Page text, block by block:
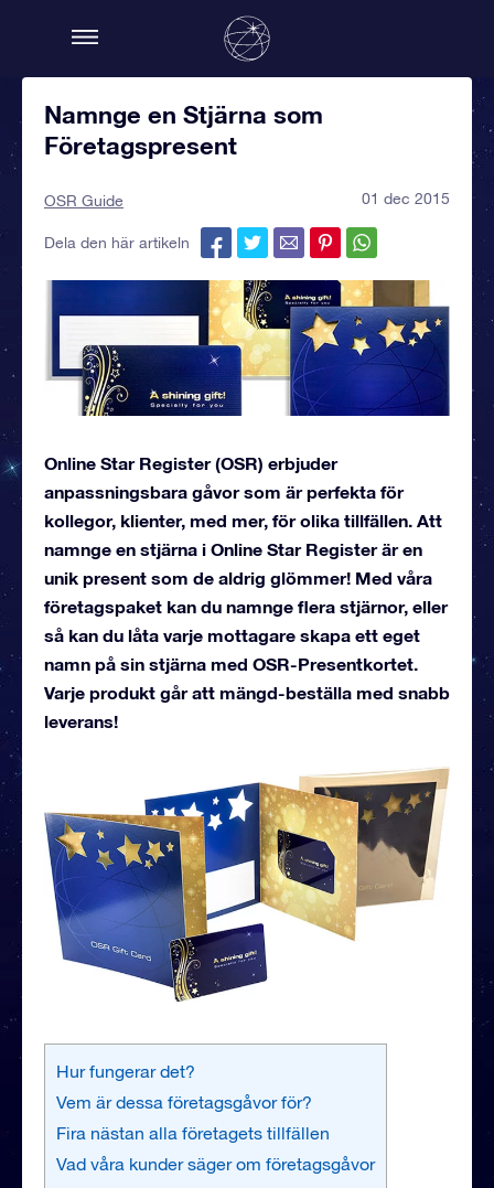
Namnge en Stjärna som
Företagspresent
OSR Guide 01 dec 2015
Dela den här artikeln
Online Star Register (OSR) erbjuder
anpassningsbara gåvor som är perfekta för
kollegor, klienter, med mer, för olika tillfällen. Att
namnge en stjärna i Online Star Register är en
unik present som de aldrig glömmer! Med våra
företagspaket kan du namnge flera stjärnor, eller
så kan du låta varje mottagare skapa ett eget
namn på sin stjärna med OSR-Presentkortet.
Varje produkt går att mängd-beställa med snabb
leverans!
Hur fungerar det?
Vem är dessa företagsgåvor för?
Fira nästan alla företagets tillfällen
Vad våra kunder säger om företagsgåvor